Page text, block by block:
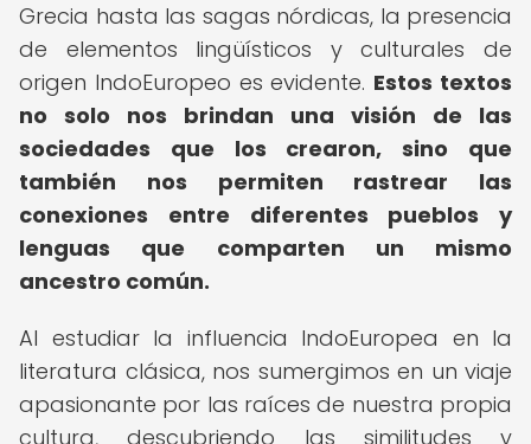
Grecia hasta las sagas nórdicas, la presencia
de elementos lingüísticos y culturales de
origen IndoEuropeo es evidente. Estos textos
no solo nos brindan una visión de las
sociedades que los crearon, sino que
también nos permiten rastrear las
conexiones entre diferentes pueblos y
lenguas que comparten un mismo
ancestro común.
Al estudiar la influencia IndoEuropea en la
literatura clásica, nos sumergimos en un viaje
apasionante por las raíces de nuestra propia
cultura, descubriendo las similitudes y